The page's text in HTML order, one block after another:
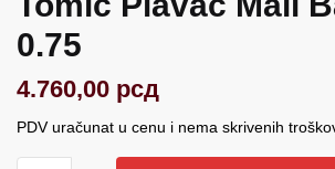
0.75
4.760,00 рсд
PDV uračunat u cenu i nema skrivenih